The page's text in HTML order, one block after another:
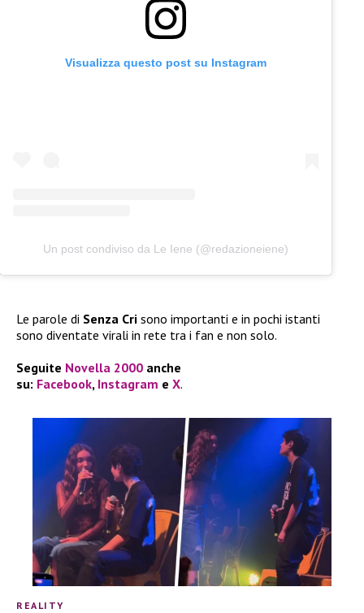
Visualizza questo post su Instagram
Un post condiviso da Le Iene (@redazioneiene)
Le parole di Senza Cri sono importanti e in pochi istanti
sono diventate virali in rete tra i fan e non solo.
Seguite Novella 2000 anche
su: Facebook, Instagram e X.
REALITY